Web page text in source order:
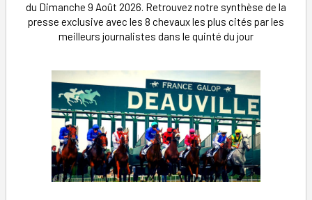
du Dimanche 9 Août 2026. Retrouvez notre synthèse de la
presse exclusive avec les 8 chevaux les plus cités par les
meilleurs journalistes dans le quinté du jour